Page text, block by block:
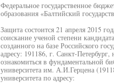
Федеральное государственное
образования «Балтийский
Защита состоится 21 апреля 2015
соискание ученой степени
созданного на базе Российского
адресу: 191186, г. Санкт-
ознакомиться в фундаментальной
университета им. А.И.Герцена
университета по адресу: